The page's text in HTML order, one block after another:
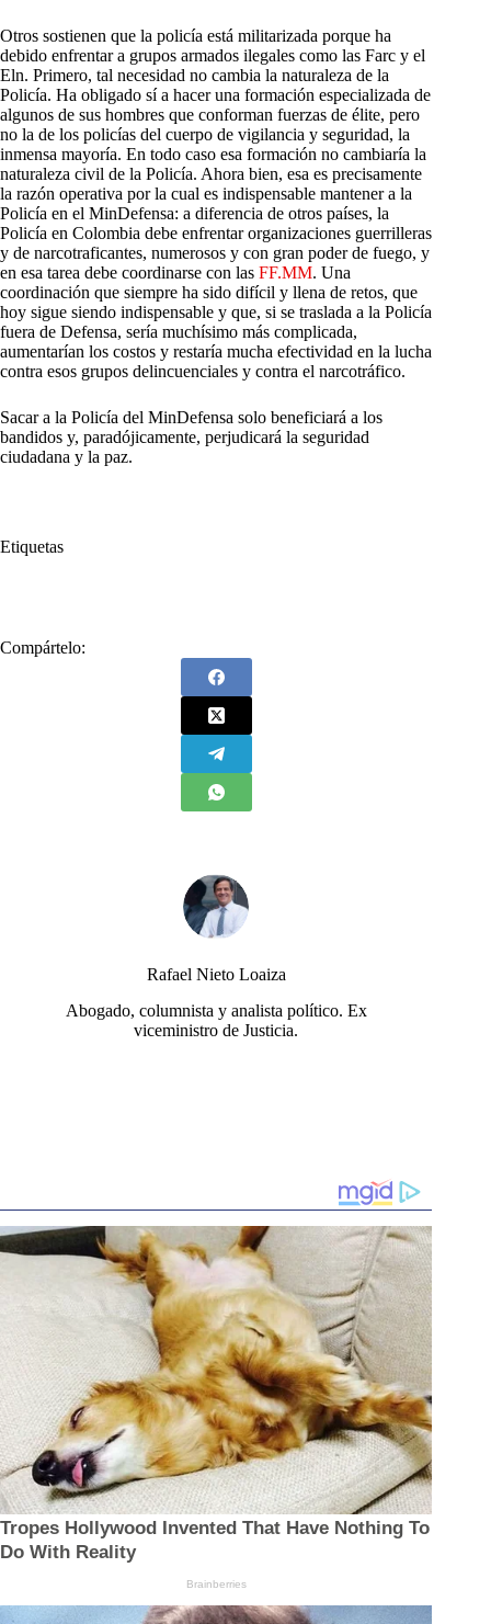
Otros sostienen que la policía está militarizada porque ha
debido enfrentar a grupos armados ilegales como las Farc y el
Eln. Primero, tal necesidad no cambia la naturaleza de la
Policía. Ha obligado sí a hacer una formación especializada de
algunos de sus hombres que conforman fuerzas de élite, pero
no la de los policías del cuerpo de vigilancia y seguridad, la
inmensa mayoría. En todo caso esa formación no cambiaría la
naturaleza civil de la Policía. Ahora bien, esa es precisamente
la razón operativa por la cual es indispensable mantener a la
Policía en el MinDefensa: a diferencia de otros países, la
Policía en Colombia debe enfrentar organizaciones guerrilleras
y de narcotraficantes, numerosos y con gran poder de fuego, y
en esa tarea debe coordinarse con las FF.MM. Una
coordinación que siempre ha sido difícil y llena de retos, que
hoy sigue siendo indispensable y que, si se traslada a la Policía
fuera de Defensa, sería muchísimo más complicada,
aumentarían los costos y restaría mucha efectividad en la lucha
contra esos grupos delincuenciales y contra el narcotráfico.
Sacar a la Policía del MinDefensa solo beneficiará a los
bandidos y, paradójicamente, perjudicará la seguridad
ciudadana y la paz.
Etiquetas
Compártelo:
Rafael Nieto Loaiza
Abogado, columnista y analista político. Ex
viceministro de Justicia.